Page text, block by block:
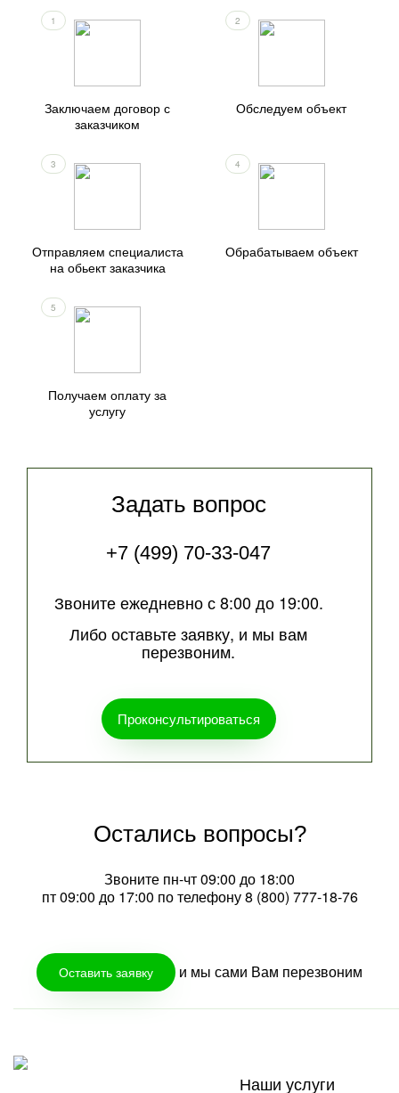
1
Заключаем договор с
заказчиком
2
Обследуем объект
3
Отправляем специалиста
на обьект заказчика
4
Обрабатываем объект
5
Получаем оплату за
услугу
Задать вопрос
+7 (499) 70-33-047
Звоните ежедневно с 8:00 до 19:00.
Либо оставьте заявку, и мы вам
перезвоним.
Проконсультироваться
Остались вопросы?
Звоните пн-чт 09:00 до 18:00
пт 09:00 до 17:00 по телефону8 (800) 777-18-76
Оставить заявку и мы сами Вам перезвоним
Наши услуги